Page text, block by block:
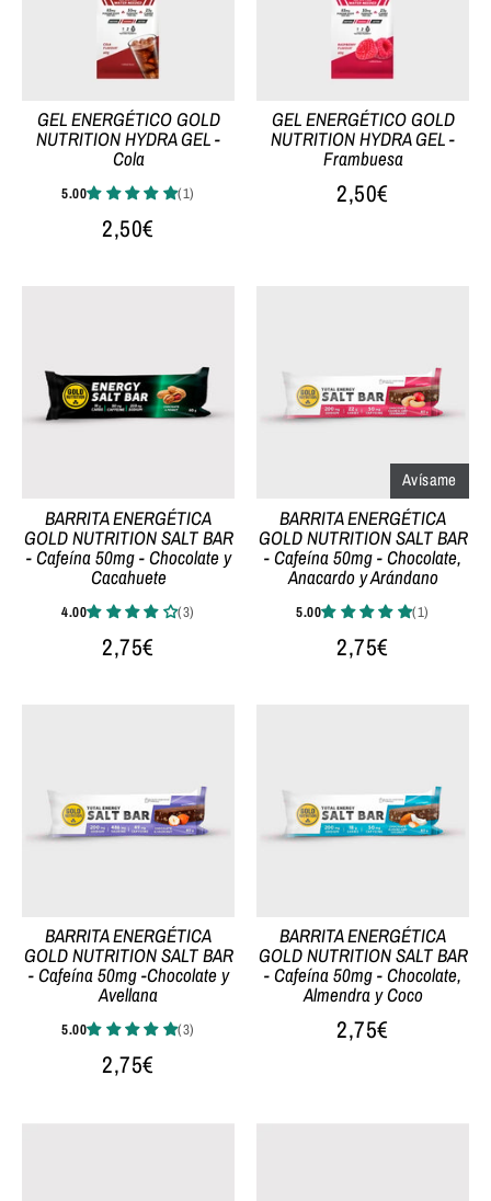
GEL ENERGÉTICO GOLD
NUTRITION HYDRA GEL -
Cola
2,50€
GEL ENERGÉTICO GOLD
NUTRITION HYDRA GEL -
Frambuesa
2,50€
BARRITA ENERGÉTICA
GOLD NUTRITION SALT BAR
- Cafeína 50mg - Chocolate y
Cacahuete
2,75€
Avísame
BARRITA ENERGÉTICA
GOLD NUTRITION SALT BAR
- Cafeína 50mg - Chocolate,
Anacardo y Arándano
2,75€
BARRITA ENERGÉTICA
GOLD NUTRITION SALT BAR
- Cafeína 50mg -Chocolate y
Avellana
2,75€
BARRITA ENERGÉTICA
GOLD NUTRITION SALT BAR
- Cafeína 50mg - Chocolate,
Almendra y Coco
2,75€